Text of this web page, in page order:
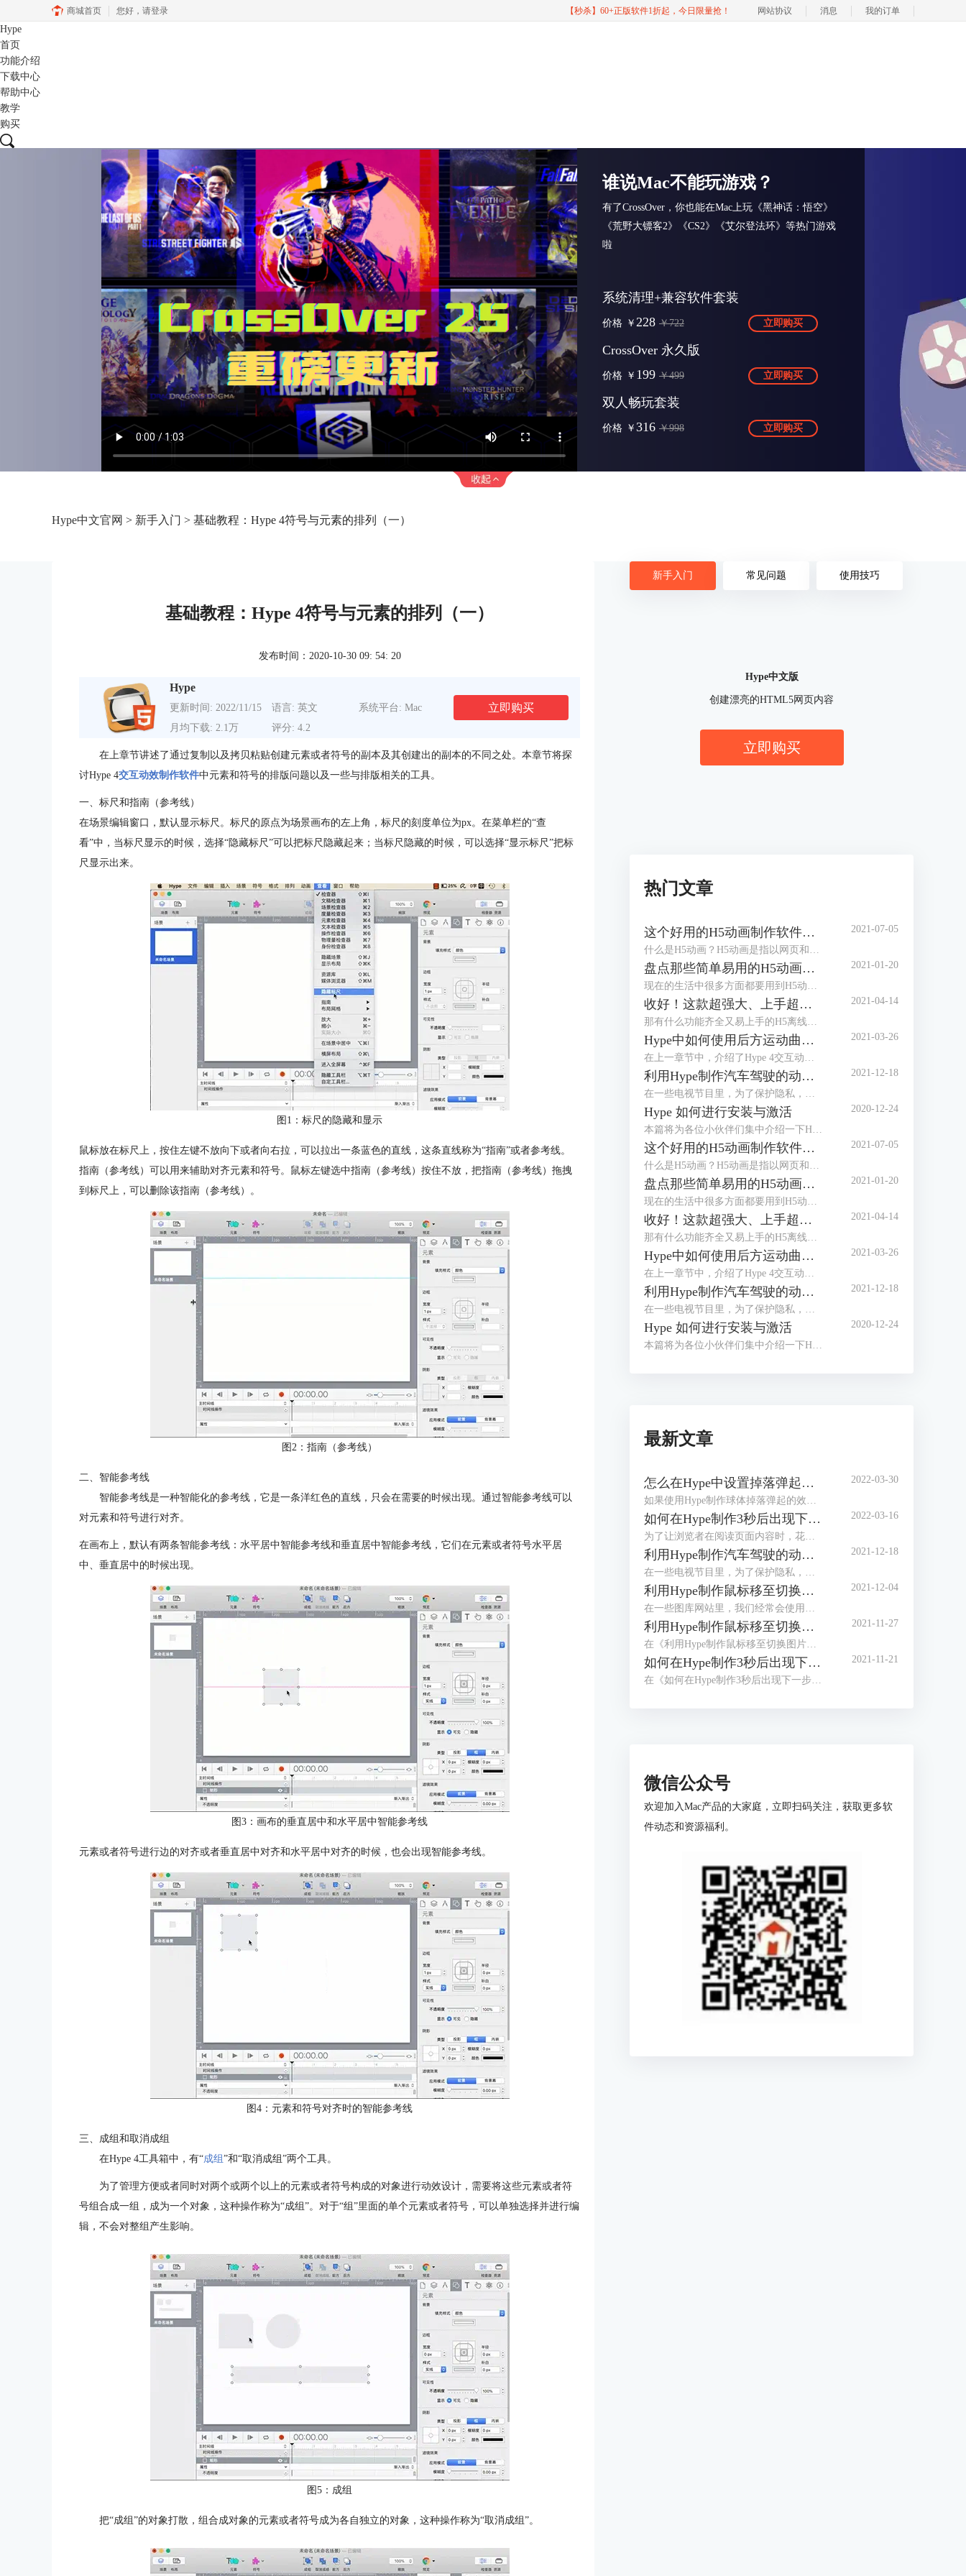
商城首页 您好， 请登录 【秒杀】60+正版软件1折起，今日限量抢！ 网站协议 消息 我的订单
Hype
首页
功能介绍
下载中心
帮助中心
教学
购买
谁说Mac不能玩游戏？
有了CrossOver，你也能在Mac上玩《黑神话：悟空》
《荒野大镖客2》《CS2》《艾尔登法环》等热门游戏
啦
系统清理+兼容软件套装
价格 ￥ 228 ￥722 立即购买
CrossOver 永久版
价格 ￥ 199 ￥499 立即购买
双人畅玩套装
价格 ￥ 316 ￥998 立即购买
Hype中文官网 > 新手入门 > 基础教程：Hype 4符号与元素的排列（一）
基础教程：Hype 4符号与元素的排列（一）
发布时间：2020-10-30 09: 54: 20
Hype
更新时间: 2022/11/15 语言: 英文
系统平台: Mac
月均下载: 2.1万
评分: 4.2
立即购买
在上章节讲述了通过复制以及拷贝粘贴创建元素或者符号的副本及其创建出的副本的不同之处。本章节将探
讨Hype 4交互动效制作软件中元素和符号的排版问题以及一些与排版相关的工具。
一、标尺和指南（参考线）
在场景编辑窗口，默认显示标尺。标尺的原点为场景画布的左上角，标尺的刻度单位为px。在菜单栏的“查
看”中，当标尺显示的时候，选择“隐藏标尺”可以把标尺隐藏起来；当标尺隐藏的时候，可以选择“显示标尺”把标
尺显示出来。
图1：标尺的隐藏和显示
鼠标放在标尺上，按住左键不放向下或者向右拉，可以拉出一条蓝色的直线，这条直线称为“指南”或者参考线。
指南（参考线）可以用来辅助对齐元素和符号。鼠标左键选中指南（参考线）按住不放，把指南（参考线）拖拽
到标尺上，可以删除该指南（参考线）。
图2：指南（参考线）
二、智能参考线
智能参考线是一种智能化的参考线，它是一条洋红色的直线，只会在需要的时候出现。通过智能参考线可以
对元素和符号进行对齐。
在画布上，默认有两条智能参考线：水平居中智能参考线和垂直居中智能参考线，它们在元素或者符号水平居
中、垂直居中的时候出现。
图3：画布的垂直居中和水平居中智能参考线
元素或者符号进行边的对齐或者垂直居中对齐和水平居中对齐的时候，也会出现智能参考线。
图4：元素和符号对齐时的智能参考线
三、成组和取消成组
在Hype 4工具箱中，有“成组 ”和“取消成组”两个工具。
为了管理方便或者同时对两个或两个以上的元素或者符号构成的对象进行动效设计，需要将这些元素或者符
号组合成一组，成为一个对象，这种操作称为“成组”。对于“组”里面的单个元素或者符号，可以单独选择并进行编
辑，不会对整组产生影响。
图5：成组
把“成组”的对象打散，组合成对象的元素或者符号成为各自独立的对象，这种操作称为“取消成组”。
新手入门 常见问题 使用技巧
Hype中文版
创建漂亮的HTML5网页内容
立即购买
热门文章
这个好用的H5动画制作软件，你知道吗?
什么是H5动画？H5动画是指以网页和动画的形式，通过动画，达成与观看者、使用者之间的动态交互，减少静态死板的场景，以提升使用者的使用体验，一个好的H5动画，对于提升网页的整体效果有显著作用。
2021-07-05
盘点那些简单易用的H5动画制作软件
现在的生活中很多方面都要用到H5动画，比如公众号的推文、电子婚礼请帖、活动邀请函等等，H5动画在我们的生活中扮演着越来越重要的角色，会做H5动画和也成为了工作技能的加分项，那么简单易用的H5动画制作软件又有哪些呢？下面我们一起来盘点两款较为常用的H5制作软件吧。
2021-01-20
收好！这款超强大、上手超简单的H5制作工具
那有什么功能齐全又易上手的H5离线制作软件吗？我给好朋友安利了一款Mac系统专用的工具—Hype，不仅支持静态的H5制作，还支持各种交互效果和物理引擎，可用于制作网页菜单、网站主页、网页游戏等，当然贺卡请柬这种分分钟的事。
2021-04-14
Hype中如何使用后方运动曲线模拟物体运行上坡的动画
在上一章节中，介绍了Hype 4交互动效制作软件中弹性运动曲线以及通过一个案例——菜单栏飞入场景的动画，讲述了弹性运动曲线动画中的效果。本章节将讲述Hype 4 HTML5创作工具后方运动曲线，以及如何使用后方运动曲线模拟物体运行上坡的动画。
2021-03-26
利用Hype制作汽车驾驶的动态路线图
在一些电视节目里，为了保护隐私，经常会使用动画来展现当前地点与目的地的行走路径，比如图1所示的简单汽车驾驶路径。
2021-12-18
Hype 如何进行安装与激活
本篇将为各位小伙伴们集中介绍一下H5制作软件Hype的安装与激活教程。
2020-12-24
这个好用的H5动画制作软件，你知道吗?
什么是H5动画？H5动画是指以网页和动画的形式，通过动画，达成与观看者、使用者之间的动态交互，减少静态死板的场景，以提升使用者的使用体验，一个好的H5动画，对于提升网页的整体效果有显著作用。
2021-07-05
盘点那些简单易用的H5动画制作软件
现在的生活中很多方面都要用到H5动画，比如公众号的推文、电子婚礼请帖、活动邀请函等等，H5动画在我们的生活中扮演着越来越重要的角色，会做H5动画和也成为了工作技能的加分项，那么简单易用的H5动画制作软件又有哪些呢？下面我们一起来盘点两款较为常用的H5制作软件吧。
2021-01-20
收好！这款超强大、上手超简单的H5制作工具
那有什么功能齐全又易上手的H5离线制作软件吗？我给好朋友安利了一款Mac系统专用的工具—Hype，不仅支持静态的H5制作，还支持各种交互效果和物理引擎，可用于制作网页菜单、网站主页、网页游戏等，当然贺卡请柬这种分分钟的事。
2021-04-14
Hype中如何使用后方运动曲线模拟物体运行上坡的动画
在上一章节中，介绍了Hype 4交互动效制作软件中弹性运动曲线以及通过一个案例——菜单栏飞入场景的动画，讲述了弹性运动曲线动画中的效果。本章节将讲述Hype 4 HTML5创作工具后方运动曲线，以及如何使用后方运动曲线模拟物体运行上坡的动画。
2021-03-26
利用Hype制作汽车驾驶的动态路线图
在一些电视节目里，为了保护隐私，经常会使用动画来展现当前地点与目的地的行走路径，比如图1所示的简单汽车驾驶路径。
2021-12-18
Hype 如何进行安装与激活
本篇将为各位小伙伴们集中介绍一下H5制作软件Hype的安装与激活教程。
2020-12-24
最新文章
怎么在Hype中设置掉落弹起的动画效果
如果使用Hype制作球体掉落弹起的效果，是不是只能通过绘制运动路径的方法？其实，我们有更加便捷的方法，就是在关键帧过渡方式中选择弹起的方式，让元素在开始帧与结束帧之间呈现弹跳的动画。
2022-03-30
如何在Hype制作3秒后出现下一步的页面（场景设置）
为了让浏览者在阅读页面内容时，花费足够的时间阅读，减少因阅读过快造成信息遗漏，一些页面会设置倒计时按钮。浏览者需要在倒计时完成后，才能看到“下一步”、“下一页”等切换页面的按钮。
2022-03-16
利用Hype制作汽车驾驶的动态路线图
在一些电视节目里，为了保护隐私，经常会使用动画来展现当前地点与目的地的行走路径，比如图1所示的简单汽车驾驶路径。
2021-12-18
利用Hype制作鼠标移至切换图片的效果（场景设置）
在一些图库网站里，我们经常会使用到滑动切换图片的功能。该功能可帮助我们快速地浏览图库中的图片，避免进行繁琐的打开、关闭图片的操作。
2021-12-04
利用Hype制作鼠标移至切换图片的效果（鼠标移至动作）
在《利用Hype制作鼠标移至切换图片的效果（场景设置）》中，我们已经详细讲解了切换按钮的制作，以及图片的排版方式。
2021-11-27
如何在Hype制作3秒后出现下一步的页面（动画制作）
在《如何在Hype制作3秒后出现下一步的页面（场景设置）》一文中，我们已经详细讲解了倒计时按钮的制作以及下一步触发动作的设置。
2021-11-21
微信公众号
欢迎加入Mac产品的大家庭，立即扫码关注，获取更多软
件动态和资源福利。